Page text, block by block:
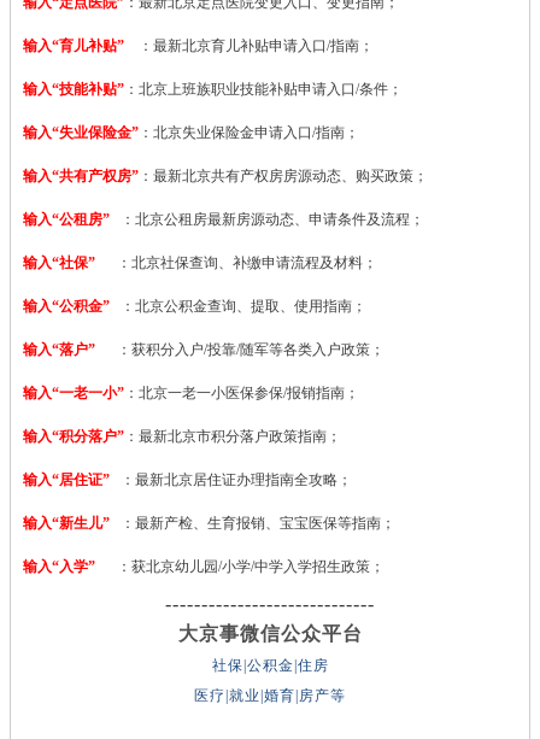
输入“育儿补贴” ：最新北京育儿补贴申请入口/指南；
输入“技能补贴” ： 北京上班族职业技能补贴申请入口/条件；
输入“失业保险金” ：北京失业保险金申请入口/指南；
输入“共有产权房” ：最新北京共有产权房房源动态、购买政策；
输入“公租房” ：北京公租房最新房源动态、申请条件及流程；
输入“社保” ：北京社保查询、补缴申请流程及材料；
输入“公积金” ：北京公积金查询、提取、使用指南；
输入“落户” ：获积分入户/投靠/随军等各类入户政策；
输入“一老一小” ：北京一老一小医保参保/报销指南；
输入“积分落户” ：最新北京市积分落户政策指南；
输入“居住证” ：最新北京居住证办理指南全攻略；
输入“新生儿” ：最新产检、生育报销、宝宝医保等指南；
输入“入学” ：获北京幼儿园/小学/中学入学招生政策；
-----------------------------
大京事微信公众平台
社保|公积金|住房
医疗|就业|婚育|房产等